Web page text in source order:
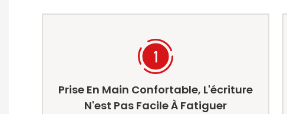
Prise En Main Confortable, L'écriture
N'est Pas Facile À Fatiguer